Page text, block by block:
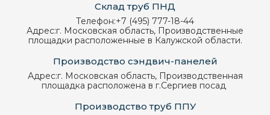
Склад труб ПНД
Телефон:+7 (495) 777-18-44
Адрес:г. Московская область, Производственные
площадки расположенные в Калужской области.
Производство сэндвич-панелей
Адрес:г. Московская область, Производственная
площадка расположена в г.Сергиев посад
Производство труб ППУ